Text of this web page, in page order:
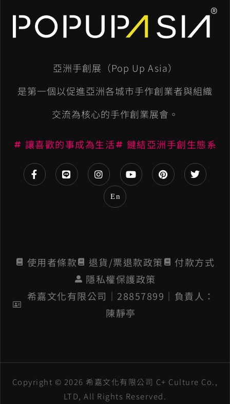
亞洲手創展（Pop Up Asia）
是第一個以促進亞洲各城市手作創業者與組織
交流為核心的手作創業展會。
讓喜歡的事成為生活 鏈結亞洲手創生態系
En
使用者條款 退貨/票退款政策
付款方式
隱私權保護政策
希嘉文化有限公司│28857899│負責人：
陳靜亭
l
t
n
i
Copyright © 2026 希嘉文化有限公司 C+ Culture Co.,
LTD, All Rights Reserved.